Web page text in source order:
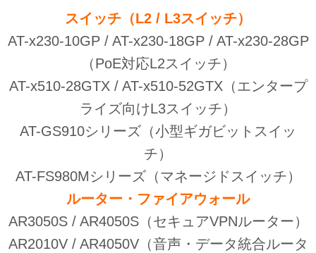
スイッチ（L2 / L3スイッチ）
AT-x230-10GP / AT-x230-18GP / AT-x230-28GP
（PoE対応L2スイッチ）
AT-x510-28GTX / AT-x510-52GTX（エンタープ
ライズ向けL3スイッチ）
AT-GS910シリーズ（小型ギガビットスイッ
チ）
AT-FS980Mシリーズ（マネージドスイッチ）
ルーター・ファイアウォール
AR3050S / AR4050S（セキュアVPNルーター）
AR2010V / AR4050V（音声・データ統合ルータ